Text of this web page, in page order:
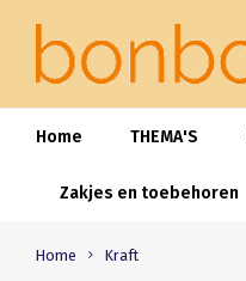
Home THEMA'S
Zakjes en toebehoren
Home Kraft